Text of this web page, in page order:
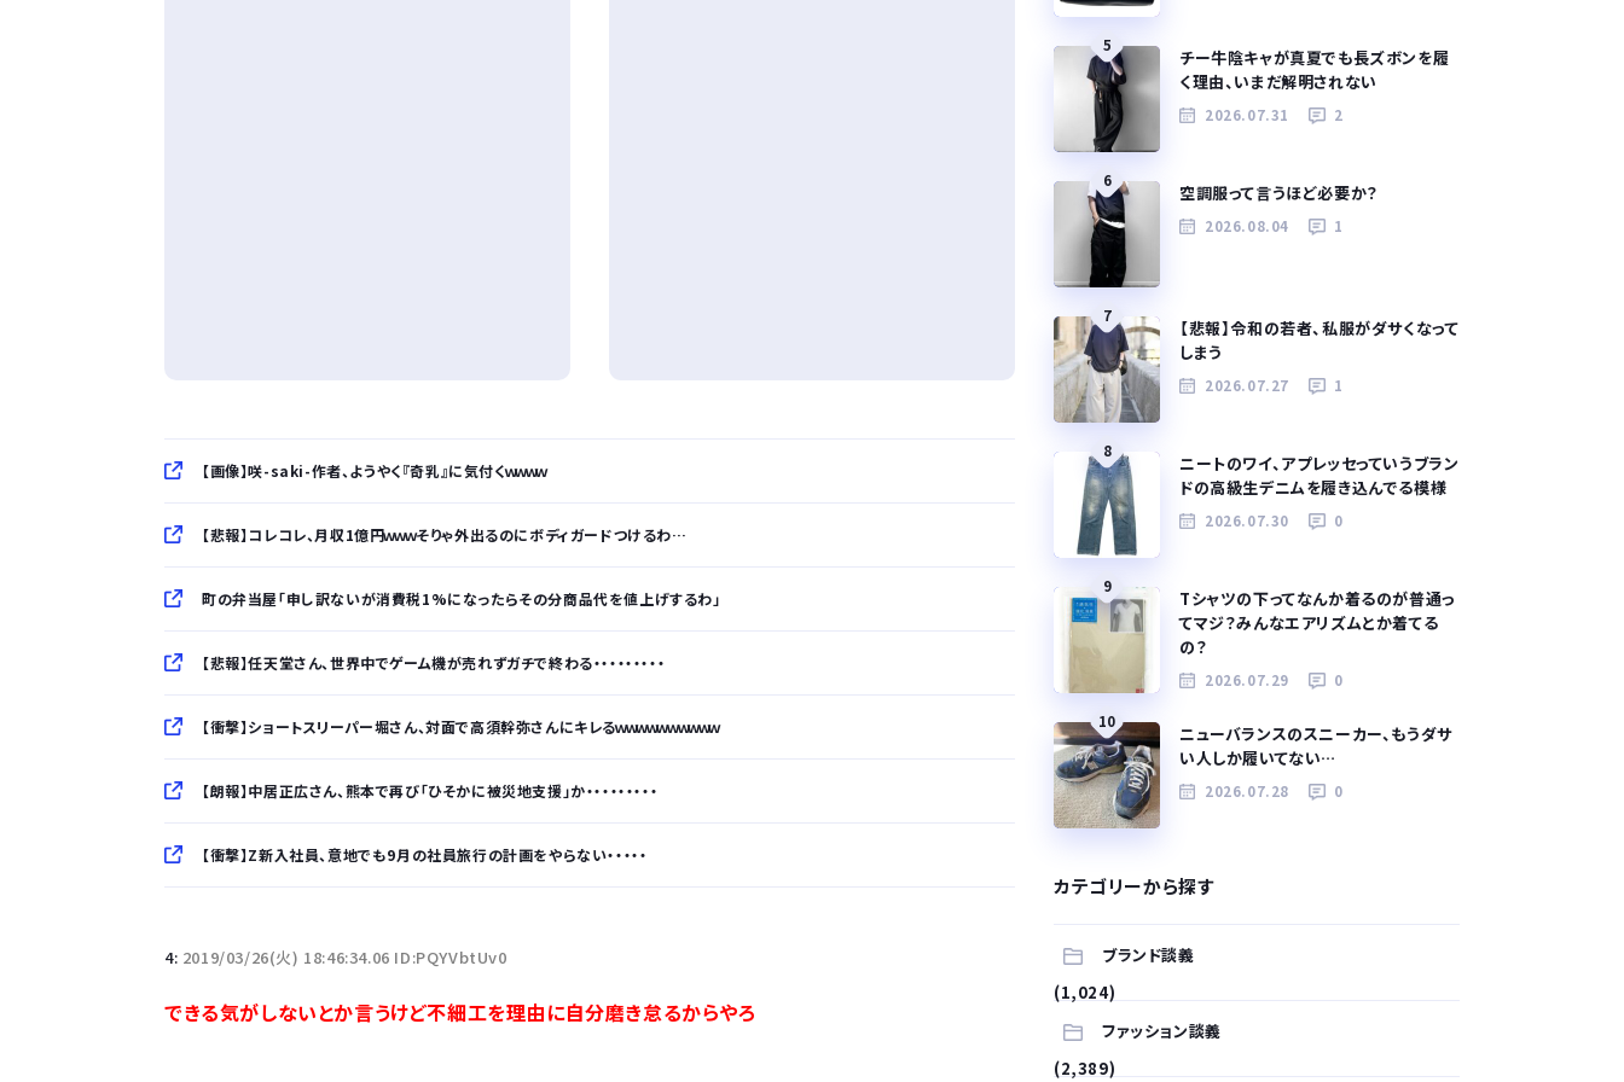
【画像】咲-saki-作者、ようやく『奇乳』に気付くｗｗｗｗ
【悲報】コレコレ、月収1億円ｗｗｗそりゃ外出るのにボディガードつけるわ…
町の弁当屋「申し訳ないが消費税1%になったらその分商品代を値上げするわ」
【悲報】任天堂さん、世界中でゲーム機が売れずガチで終わる・・・・・・・・・
【衝撃】ショートスリーパー堀さん、対面で高須幹弥さんにキレるｗｗｗｗｗｗｗｗｗｗ
【朗報】中居正広さん、熊本で再び「ひそかに被災地支援」か・・・・・・・・・
【衝撃】Z新入社員、意地でも9月の社員旅行の計画をやらない・・・・・
4: 2019/03/26(火) 18:46:34.06 ID:PQYVbtUv0
できる気がしないとか言うけど不細工を理由に自分磨き怠るからやろ
5
チー牛陰キャが真夏でも長ズボンを履
く理由、いまだ解明されない
2026.07.31 2
6
空調服って言うほど必要か？
2026.08.04 1
7
【悲報】令和の若者、私服がダサくなって
しまう
2026.07.27 1
8
ニートのワイ、アプレッセっていうブラン
ドの高級生デニムを履き込んでる模様
2026.07.30 0
9
Tシャツの下ってなんか着るのが普通っ
てマジ？みんなエアリズムとか着てる
の？
2026.07.29 0
10
ニューバランスのスニーカー、もうダサ
い人しか履いてない…
2026.07.28 0
カテゴリーから探す
ブランド談義
(1,024)
ファッション談義
(2,389)